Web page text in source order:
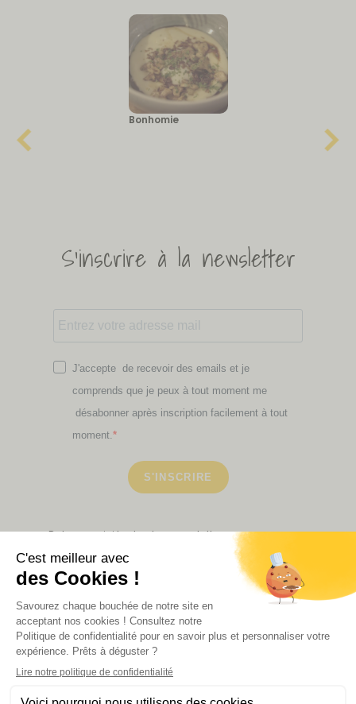
Bonhomie
S'inscrire à la newsletter
J'accepte de recevoir des emails et je
comprends que je peux à tout moment me
désabonner après inscription facilement à tout
moment.
S'INSCRIRE
Retrouvez ici toutes les newsletters que vous avez
VOIR NOS PARTENAIRES
LA BOUTIQUE